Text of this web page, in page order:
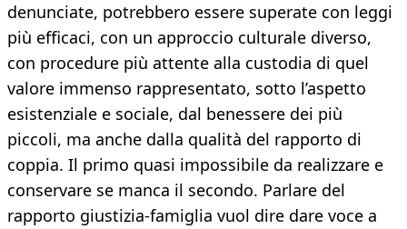
denunciate, potrebbero essere superate con leggi
più efficaci, con un approccio culturale diverso,
con procedure più attente alla custodia di quel
valore immenso rappresentato, sotto l’aspetto
esistenziale e sociale, dal benessere dei più
piccoli, ma anche dalla qualità del rapporto di
coppia. Il primo quasi impossibile da realizzare e
conservare se manca il secondo. Parlare del
rapporto giustizia-famiglia vuol dire dare voce a